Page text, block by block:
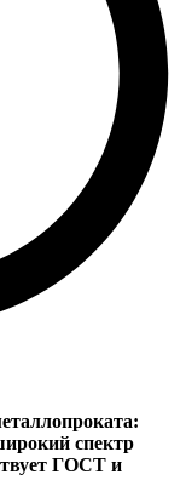
спектр
ГОСТ и